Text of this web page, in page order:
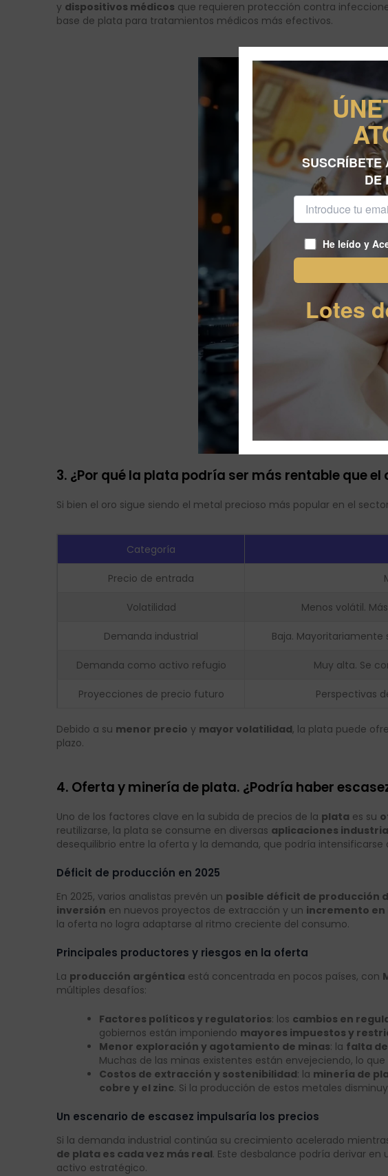
y dispositivos médicos que requieren protección contra
base de plata para tratamientos médicos más efectivos.
3. ¿Por qué la plata podría ser más rentable que el
Si bien el oro sigue siendo el metal precioso más popular en el
Categoría
Precio de entrada
Volatilidad Menos volátil.
Demanda industrial Baja. Mayoritariamente
Demanda como activo refugio Muy alta. Se
Proyecciones de precio futuro Perspectivas
Debido a su menor precio y mayor volatilidad, la plata puede
plazo.
4. Oferta y minería de plata. ¿Podría haber
Uno de los factores clave en la subida de precios de la plata es su
reutilizarse, la plata se consume en diversas aplicaciones
desequilibrio entre la oferta y la demanda, que podría intensificarse
Déficit de producción en 2025
En 2025, varios analistas prevén un posible déficit de producción
inversión en nuevos proyectos de extracción y un incremento en
la oferta no logra adaptarse al ritmo creciente del consumo.
Principales productores y riesgos en la oferta
La producción argéntica está concentrada en pocos países, con
múltiples desafíos:
Factores políticos y regulatorios: los cambios en
gobiernos están imponiendo mayores impuestos y
Menor exploración y agotamiento de minas: la falta
Muchas de las minas existentes están envejeciendo, lo
Costos de extracción y sostenibilidad: la minería de
cobre y el zinc. Si la producción de estos metales
Un escenario de escasez impulsaría los precios
Si la demanda industrial continúa su crecimiento acelerado
de plata es cada vez más real. Este desbalance podría derivar en
activo estratégico.
SUSCRÍBETE
DE
He leído y
Lotes